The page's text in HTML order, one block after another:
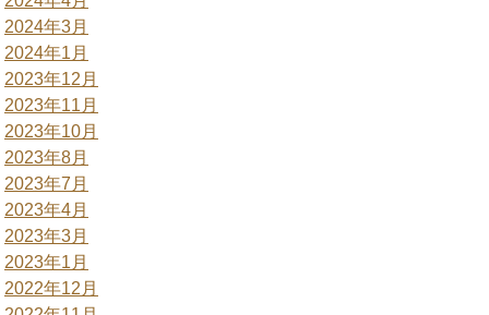
2024年3月
2024年1月
2023年12月
2023年11月
2023年10月
2023年8月
2023年7月
2023年4月
2023年3月
2023年1月
2022年12月